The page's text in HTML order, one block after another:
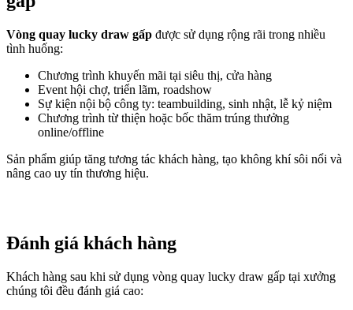
Vòng quay lucky draw gấp được sử dụng rộng rãi trong nhiều
tình huống:
Chương trình khuyến mãi tại siêu thị, cửa hàng
Event hội chợ, triển lãm, roadshow
Sự kiện nội bộ công ty: teambuilding, sinh nhật, lễ kỷ niệm
Chương trình từ thiện hoặc bốc thăm trúng thưởng
online/offline
Sản phẩm giúp tăng tương tác khách hàng, tạo không khí sôi nổi và
nâng cao uy tín thương hiệu.
Đánh giá khách hàng
Khách hàng sau khi sử dụng vòng quay lucky draw gấp tại xưởng
chúng tôi đều đánh giá cao: